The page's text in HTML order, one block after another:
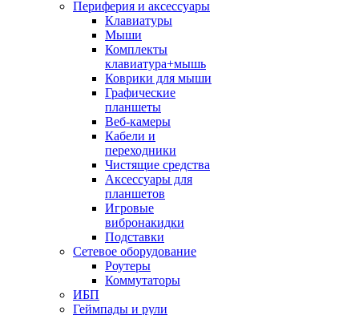
Периферия и аксессуары
Клавиатуры
Мыши
Комплекты
клавиатура+мышь
Коврики для мыши
Графические
планшеты
Веб-камеры
Кабели и
переходники
Чистящие средства
Аксессуары для
планшетов
Игровые
вибронакидки
Подставки
Сетевое оборудование
Роутеры
Коммутаторы
ИБП
Геймпады и рули